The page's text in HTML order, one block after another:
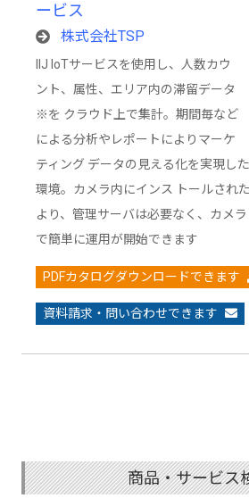
ービス
株式会社TSP
IIJ IoTサービスを使用し、人数カウ
ント、属性、エリア内の滞留データ
※を クラウド上で集計。期間毎など
による分析やレポートによりマーケ
ティング データの見える化を実現し
環境。カメラ内にインス トールされ
より、管理サーバは必要なく、カメ
で簡単に運用が開始できます
PDFカタログダウンロードできます
資料請求・問い合わせできます
商品・サービス